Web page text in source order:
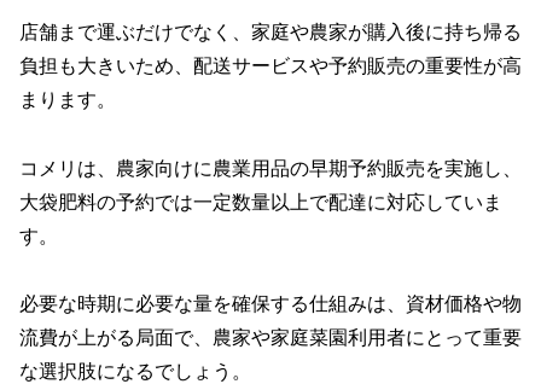
店舗まで運ぶだけでなく、家庭や農家が購入後に持ち帰る
負担も大きいため、配送サービスや予約販売の重要性が高
まります。
コメリは、農家向けに農業用品の早期予約販売を実施し、
大袋肥料の予約では一定数量以上で配達に対応していま
す。
必要な時期に必要な量を確保する仕組みは、資材価格や物
流費が上がる局面で、農家や家庭菜園利用者にとって重要
な選択肢になるでしょう。